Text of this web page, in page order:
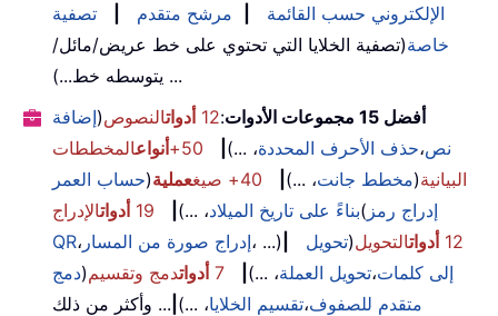
الإلكتروني حسب القائمة
مرشح متقدم
تصفية
خاصة(تصفية الخلايا التي تحتوي على خط عريض/مائل/
يتوسطه خط...) ...
أفضل 15 مجموعات الأدوات
:
12 أدواتالنصوص(إضافة
نص،حذف الأحرف المحددة، ...) 50+ أنواعالمخططات
البيانية(مخطط جانت، ...) 40+ صيغ عملية(حساب العمر
بناءً على تاريخ الميلاد، ...) 19 أدواتالإدراج ( إدراج رمز
QR، إدراج صورة من المسار، ...) 12 أدواتالتحويل(تحويل
إلى كلمات،تحويل العملة، ...) 7 أدواتدمج وتقسيم (دمج
متقدم للصفوف،تقسيم الخلايا، ...) ... وأكثر من ذلك